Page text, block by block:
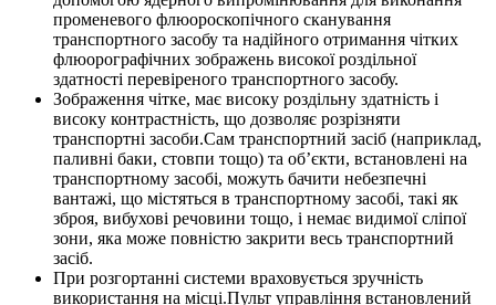
променевого флюороскопічного сканування
транспортного засобу та надійного отримання чітких
флюорографічних зображень високої роздільної
здатності перевіреного транспортного засобу.
Зображення чітке, має високу роздільну здатність і
високу контрастність, що дозволяє розрізняти
транспортні засоби.Сам транспортний засіб (наприклад,
паливні баки, стовпи тощо) та об’єкти, встановлені на
транспортному засобі, можуть бачити небезпечні
вантажі, що містяться в транспортному засобі, такі як
зброя, вибухові речовини тощо, і немає видимої сліпої
зони, яка може повністю закрити весь транспортний
засіб.
При розгортанні системи враховується зручність
використання на місці.Пульт управління встановлений